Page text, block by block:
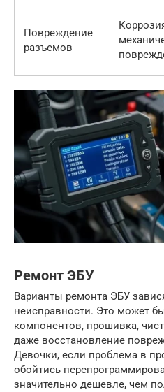
Повреждение
разъемов
Ремонт ЭБУ
Варианты ремонта ЭБУ
неисправности. Это может
компонентов, прошивка,
даже восстановление
Девочки, если проблема в
обойтись
значительно дешевле, чем